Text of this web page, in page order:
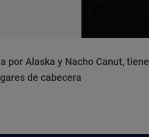
por Alaska y Nacho Canut, tiene
de cabecera